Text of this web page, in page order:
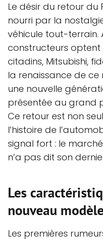
Le désir du retour du
nourri par la
véhicule tout-terrain.
constructeurs
citadins, Mitsubishi,
la renaissance de
une nouvelle
présentée au grand
Ce retour est non
l’histoire de
signal fort : le
n’a pas dit son
Les
nouveau
Les premières